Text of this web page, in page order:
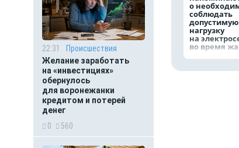
22:31
Происшествия
Желание заработать
на «инвестициях»
обернулось
для воронежанки
кредитом и потерей
денег
0
560
о
соблюдать
допустимую
нагрузку
на
во время